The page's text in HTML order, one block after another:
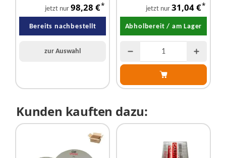
jetzt nur 98,28 €*
Bereits nachbestellt
zur Auswahl
jetzt nur 31,04 €*
Abholbereit / am Lager
Kunden kauften dazu: